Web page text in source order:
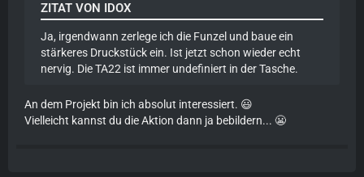
ZITAT VON IDOX
Ja, irgendwann zerlege ich die Funzel und baue ein
stärkeres Druckstück ein. Ist jetzt schon wieder echt
nervig. Die TA22 ist immer undefiniert in der Tasche.
An dem Projekt bin ich absolut interessiert. 😃
Vielleicht kannst du die Aktion dann ja bebildern... 😬